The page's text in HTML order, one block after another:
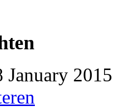
January 2015